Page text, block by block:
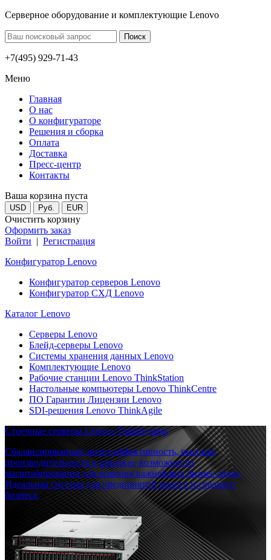
Серверное оборудование и комплектующие Lenovo
+7(495) 929-71-43
Меню
Главная
О нас
О конфигураторе
Решения и сборка
Оплата
Доставка
Пресс-центр
Контакты
Ваша корзина пуста
USD Руб. EUR
Очистить корзину
Оформить заказ
Войти | Регистрация
Конфигуратор Lenovo
Конфигуратор серверов Lenovo
Конфигуратор СХД Lenovo
Каталог Lenovo
Серверы Lenovo
Блейд-серверы Lenovo
Системы хранения данных Lenovo
Комплектующие Lenovo
Рабочие станции Lenovo ThinkStation
Настольные компьютеры Lenovo ThinkCentre
ПО Гарантии Лицензии Lenovo
SDI-решения Lenovo ThinkAgile
Стоечные серверы Lenovo ThinkSystem
Сбалансированная энергоэффективность, высокая
производительность и широкие возможности
масштабирования для решения важнейших бизнес-задач.
Идеальная система для предприятий малого и среднего
бизнеса.